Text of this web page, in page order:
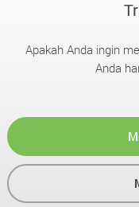
Apakah Anda ingin
Anda